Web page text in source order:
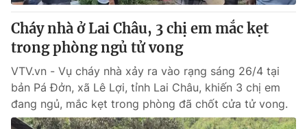
Thị trường
Góc doanh nghiệp
Truyền hình
Phim VTV
Hậu trường
Nhân vật
Giải trí
Điện ảnh
Âm nhạc
Đời sống
Cháy nhà ở Lai Châu, 3 chị em mắc kẹt
trong phòng ngủ tử vong
VTV.vn - Vụ cháy nhà xảy ra vào rạng sáng 26/4 tại
bản Pá Đởn, xã Lê Lợi, tỉnh Lai Châu, khiến 3 chị em
đang ngủ, mắc kẹt trong phòng đã chốt cửa tử vong.